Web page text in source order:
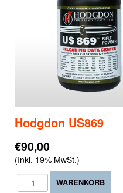
Hodgdon US869
€90,00
(Inkl. 19% MwSt.)